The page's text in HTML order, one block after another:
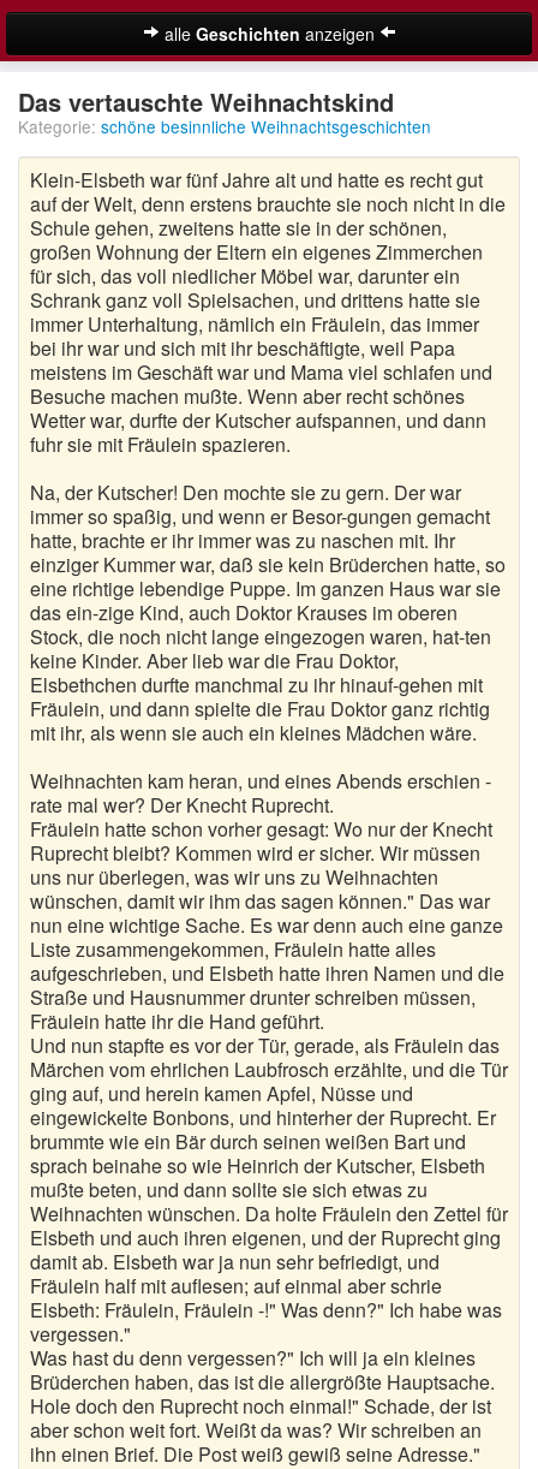
alle Geschichten anzeigen
Adventsgeschichten
Besinnliche Weihnachtsgeschichten
Kurze Weihnachtsgeschichten
Lustige Weihnachtsgeschichten
Moderne Weihnachtsgeschichten
Weihnachtsgeschichten für Kinder
Weihnachtsmärchen
Adventskalender
Suche
Das vertauschte Weihnachtskind
Kategorie: schöne besinnliche Weihnachtsgeschichten
Klein-Elsbeth war fünf Jahre alt und hatte es recht gut
auf der Welt, denn erstens brauchte sie noch nicht in die
Schule gehen, zweitens hatte sie in der schönen,
großen Wohnung der Eltern ein eigenes Zimmerchen
für sich, das voll niedlicher Möbel war, darunter ein
Schrank ganz voll Spielsachen, und drittens hatte sie
immer Unterhaltung, nämlich ein Fräulein, das immer
bei ihr war und sich mit ihr beschäftigte, weil Papa
meistens im Geschäft war und Mama viel schlafen und
Besuche machen mußte. Wenn aber recht schönes
Wetter war, durfte der Kutscher aufspannen, und dann
fuhr sie mit Fräulein spazieren.
Na, der Kutscher! Den mochte sie zu gern. Der war
immer so spaßig, und wenn er Besor-gungen gemacht
hatte, brachte er ihr immer was zu naschen mit. Ihr
einziger Kummer war, daß sie kein Brüderchen hatte, so
eine richtige lebendige Puppe. Im ganzen Haus war sie
das ein-zige Kind, auch Doktor Krauses im oberen
Stock, die noch nicht lange eingezogen waren, hat-ten
keine Kinder. Aber lieb war die Frau Doktor,
Elsbethchen durfte manchmal zu ihr hinauf-gehen mit
Fräulein, und dann spielte die Frau Doktor ganz richtig
mit ihr, als wenn sie auch ein kleines Mädchen wäre.
Weihnachten kam heran, und eines Abends erschien -
rate mal wer? Der Knecht Ruprecht.
Fräulein hatte schon vorher gesagt: Wo nur der Knecht
Ruprecht bleibt? Kommen wird er sicher. Wir müssen
uns nur überlegen, was wir uns zu Weihnachten
wünschen, damit wir ihm das sagen können." Das war
nun eine wichtige Sache. Es war denn auch eine ganze
Liste zusammengekommen, Fräulein hatte alles
aufgeschrieben, und Elsbeth hatte ihren Namen und die
Straße und Hausnummer drunter schreiben müssen,
Fräulein hatte ihr die Hand geführt.
Und nun stapfte es vor der Tür, gerade, als Fräulein das
Märchen vom ehrlichen Laubfrosch erzählte, und die Tür
ging auf, und herein kamen Apfel, Nüsse und
eingewickelte Bonbons, und hinterher der Ruprecht. Er
brummte wie ein Bär durch seinen weißen Bart und
sprach beinahe so wie Heinrich der Kutscher, Elsbeth
mußte beten, und dann sollte sie sich etwas zu
Weihnachten wünschen. Da holte Fräulein den Zettel für
Elsbeth und auch ihren eigenen, und der Ruprecht ging
damit ab. Elsbeth war ja nun sehr befriedigt, und
Fräulein half mit auflesen; auf einmal aber schrie
Elsbeth: Fräulein, Fräulein -!" Was denn?" Ich habe was
vergessen."
Was hast du denn vergessen?" Ich will ja ein kleines
Brüderchen haben, das ist die allergrößte Hauptsache.
Hole doch den Ruprecht noch einmal!" Schade, der ist
aber schon weit fort. Weißt da was? Wir schreiben an
ihn einen Brief. Die Post weiß gewiß seine Adresse."